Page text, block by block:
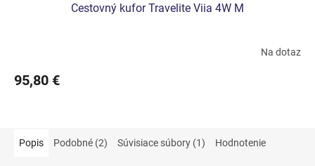
Cestovný kufor Travelite Viia 4W M
Na dotaz
95,80 €
Popis Podobné (2) Súvisiace súbory (1) Hodnotenie